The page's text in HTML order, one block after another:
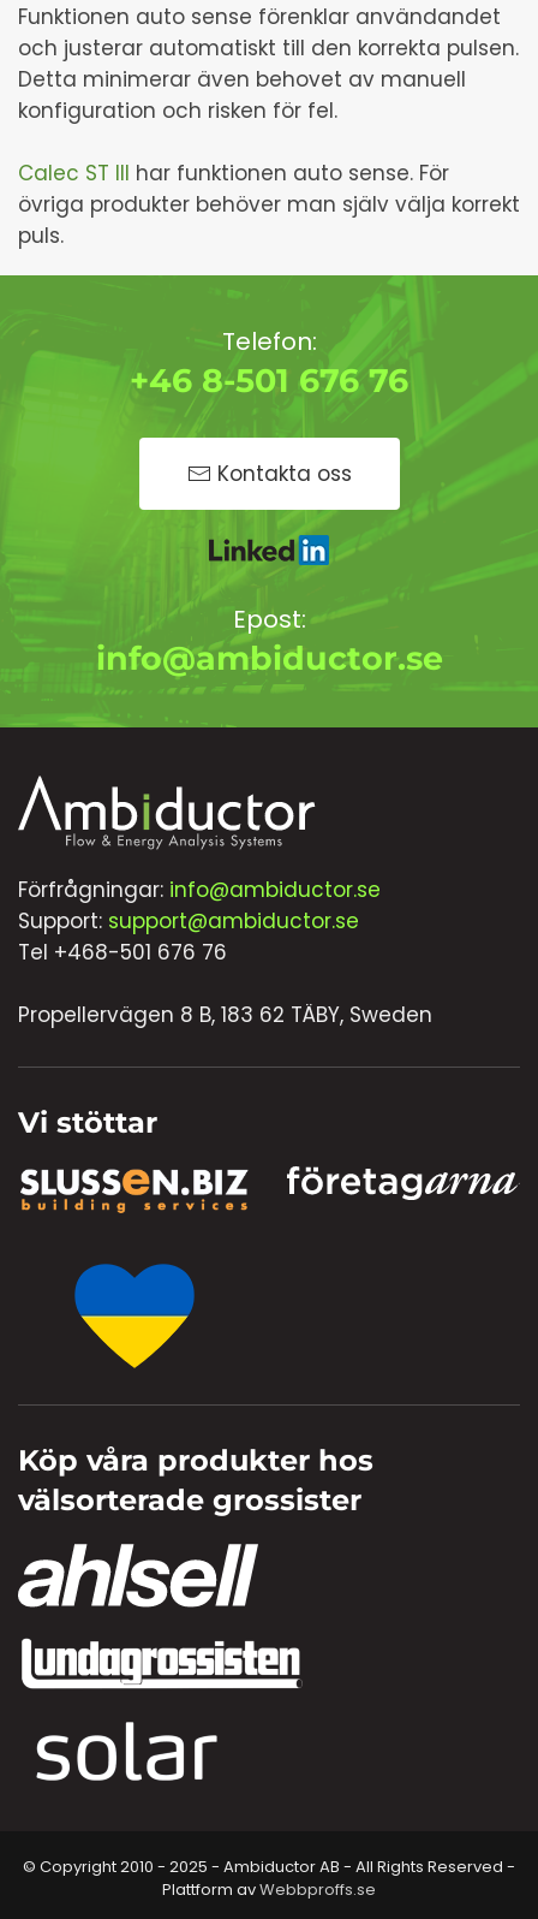
Funktionen auto sense förenklar användandet
och justerar automatiskt till den korrekta pulsen.
Detta minimerar även behovet av manuell
konfiguration och risken för fel.
Calec ST III har funktionen auto sense. För
övriga produkter behöver man själv välja korrekt
puls.
Telefon:
+46 8-501 676 76
Kontakta oss
Epost:
info@ambiductor.se
Förfrågningar: info@ambiductor.se
Support: support@ambiductor.se
Tel +468-501 676 76
Propellervägen 8 B, 183 62 TÄBY, Sweden
Vi stöttar
Köp våra produkter hos
välsorterade grossister
© Copyright 2010 - 2025 - Ambiductor AB - All Rights Reserved -
Plattform avWebbproffs.se